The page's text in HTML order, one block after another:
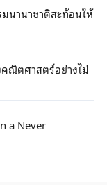
นานาชาติสะท้อนให้
ณิตศาสตร์อย่างไม่
a Never